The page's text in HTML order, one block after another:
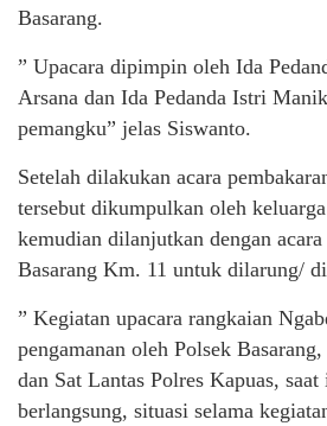
Basarang.
” Upacara dipimpin oleh Ida
Arsana dan Ida Pedanda Istri
pemangku” jelas Siswanto.
Setelah dilakukan acara
tersebut dikumpulkan oleh
kemudian dilanjutkan dengan
Basarang Km. 11 untuk dilarung/
” Kegiatan upacara rangkaian
pengamanan oleh Polsek
dan Sat Lantas Polres Kapuas,
berlangsung, situasi selama